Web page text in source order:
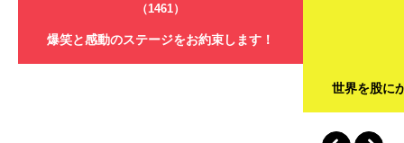
（1461）
爆笑と感動のステージをお約束します！
世界を股に